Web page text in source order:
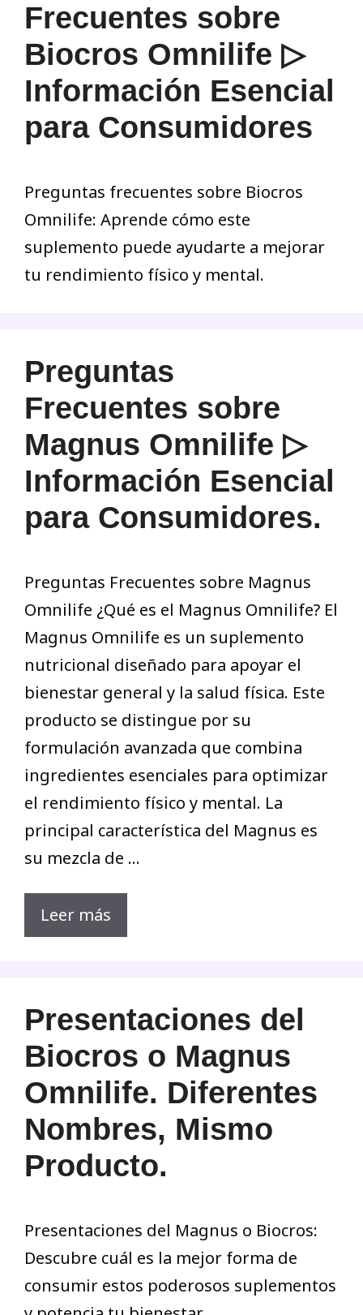
Frecuentes sobre
Biocros Omnilife ▷
Información Esencial
para Consumidores
Preguntas frecuentes sobre Biocros
Omnilife: Aprende cómo este
suplemento puede ayudarte a mejorar
tu rendimiento físico y mental.
Preguntas
Frecuentes sobre
Magnus Omnilife ▷
Información Esencial
para Consumidores.
Preguntas Frecuentes sobre Magnus
Omnilife ¿Qué es el Magnus Omnilife? El
Magnus Omnilife es un suplemento
nutricional diseñado para apoyar el
bienestar general y la salud física. Este
producto se distingue por su
formulación avanzada que combina
ingredientes esenciales para optimizar
el rendimiento físico y mental. La
principal característica del Magnus es
su mezcla de …
Leer más
Presentaciones del
Biocros o Magnus
Omnilife. Diferentes
Nombres, Mismo
Producto.
Presentaciones del Magnus o Biocros:
Descubre cuál es la mejor forma de
consumir estos poderosos suplementos